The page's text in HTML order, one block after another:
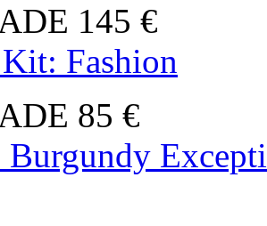
145 €
Fashion
85 €
Burgundy